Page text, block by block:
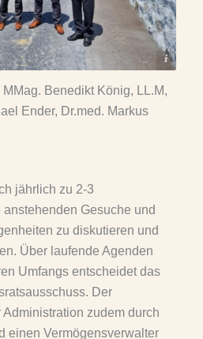
© Stiftung Propter Homines
MMag. Benedikt König, LL.M,
Ender, Dr.med. Markus
jährlich zu 2-3
Gesuche und
zu diskutieren und
Über laufende Agenden
Umfangs entscheidet das
Der
zudem durch
einen Vermögensverwalter